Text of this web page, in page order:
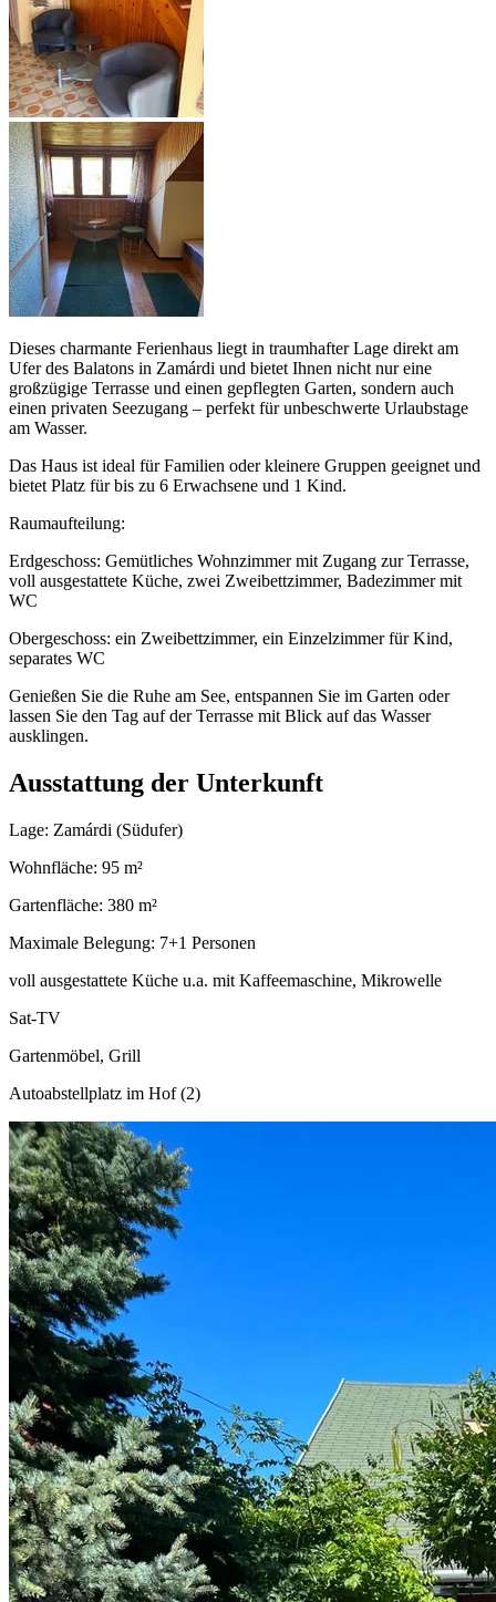
Dieses charmante Ferienhaus liegt in traumhafter Lage direkt am
Ufer des Balatons in Zamárdi und bietet Ihnen nicht nur eine
großzügige Terrasse und einen gepflegten Garten, sondern auch
einen privaten Seezugang – perfekt für unbeschwerte Urlaubstage
am Wasser.
Das Haus ist ideal für Familien oder kleinere Gruppen geeignet und
bietet Platz für bis zu 6 Erwachsene und 1 Kind.
Raumaufteilung:
Erdgeschoss: Gemütliches Wohnzimmer mit Zugang zur Terrasse,
voll ausgestattete Küche, zwei Zweibettzimmer, Badezimmer mit
WC
Obergeschoss: ein Zweibettzimmer, ein Einzelzimmer für Kind,
separates WC
Genießen Sie die Ruhe am See, entspannen Sie im Garten oder
lassen Sie den Tag auf der Terrasse mit Blick auf das Wasser
ausklingen.
Ausstattung der Unterkunft
Lage: Zamárdi (Südufer)
Wohnfläche: 95 m²
Gartenfläche: 380 m²
Maximale Belegung: 7+1 Personen
voll ausgestattete Küche u.a. mit Kaffeemaschine, Mikrowelle
Sat-TV
Gartenmöbel, Grill
Autoabstellplatz im Hof (2)